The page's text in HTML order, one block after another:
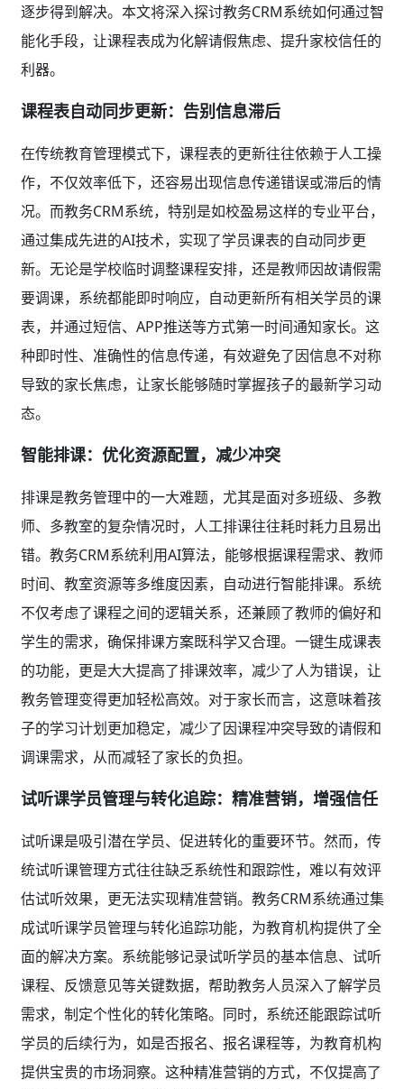
逐步得到解决。本文将深入探讨教务CRM系统如何通过智
能化手段，让课程表成为化解请假焦虑、提升家校信任的
利器。
课程表自动同步更新：告别信息滞后
在传统教育管理模式下，课程表的更新往往依赖于人工操
作，不仅效率低下，还容易出现信息传递错误或滞后的情
况。而教务CRM系统，特别是如校盈易这样的专业平台，
通过集成先进的AI技术，实现了学员课表的自动同步更
新。无论是学校临时调整课程安排，还是教师因故请假需
要调课，系统都能即时响应，自动更新所有相关学员的课
表，并通过短信、APP推送等方式第一时间通知家长。这
种即时性、准确性的信息传递，有效避免了因信息不对称
导致的家长焦虑，让家长能够随时掌握孩子的最新学习动
态。
智能排课：优化资源配置，减少冲突
排课是教务管理中的一大难题，尤其是面对多班级、多教
师、多教室的复杂情况时，人工排课往往耗时耗力且易出
错。教务CRM系统利用AI算法，能够根据课程需求、教师
时间、教室资源等多维度因素，自动进行智能排课。系统
不仅考虑了课程之间的逻辑关系，还兼顾了教师的偏好和
学生的需求，确保排课方案既科学又合理。一键生成课表
的功能，更是大大提高了排课效率，减少了人为错误，让
教务管理变得更加轻松高效。对于家长而言，这意味着孩
子的学习计划更加稳定，减少了因课程冲突导致的请假和
调课需求，从而减轻了家长的负担。
试听课学员管理与转化追踪：精准营销，增强信任
试听课是吸引潜在学员、促进转化的重要环节。然而，传
统试听课管理方式往往缺乏系统性和跟踪性，难以有效评
估试听效果，更无法实现精准营销。教务CRM系统通过集
成试听课学员管理与转化追踪功能，为教育机构提供了全
面的解决方案。系统能够记录试听学员的基本信息、试听
课程、反馈意见等关键数据，帮助教务人员深入了解学员
需求，制定个性化的转化策略。同时，系统还能跟踪试听
学员的后续行为，如是否报名、报名课程等，为教育机构
提供宝贵的市场洞察。这种精准营销的方式，不仅提高了